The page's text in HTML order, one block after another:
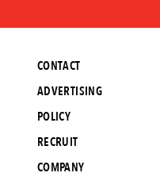
CONTACT
ADVERTISING
POLICY
RECRUIT
COMPANY